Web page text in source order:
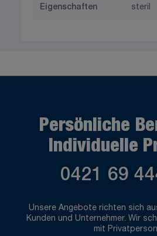
Eigenschaften steril
Persönliche
Individuelle
0421 69
Unsere Angebote richten sich
Kunden und Unternehmer. Wir
mit